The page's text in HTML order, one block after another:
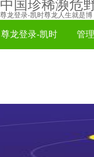
中国珍稀濒危
尊龙登录-凯时尊龙人生就是博
尊龙登录-凯时 管